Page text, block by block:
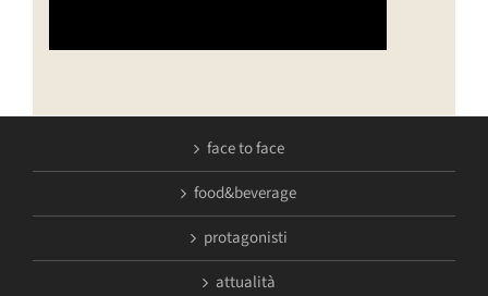
face to face
food&beverage
protagonisti
attualità